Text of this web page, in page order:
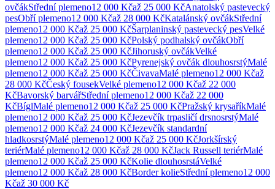
ovčákStředníplemeno12 000 Kčaž 25 000 KčAnatolský pastevecký
pesObříplemeno12 000 Kčaž 28 000 KčKatalánský ovčákStřední
plemeno12 000 Kčaž 25 000 KčŠarplaninský pastevecký pesVelké
plemeno12 000 Kčaž 25 000 KčPolský podhalský ovčákObří
plemeno12 000 Kčaž 25 000 KčJihoruský ovčákVelké
plemeno12 000 Kčaž 25 000 KčPyrenejský ovčák dlouhosrstýMalé
plemeno12 000 Kčaž 25 000 KčČivavaMalé plemeno12 000 Kčaž
28 000 KčČeský fousekVelké plemeno12 000 Kčaž 22 000
KčBavorský barvářStředníplemeno12 000 Kčaž 22 000
KčBíglMalé plemeno12 000 Kčaž 25 000 KčPražský krysaříkMalé
plemeno12 000 Kčaž 25 000 KčJezevčík trpasličí drsnosrstýMalé
plemeno12 000 Kčaž 24 000 KčJezevčík standardní
hladkosrstýMalé plemeno12 000 Kčaž 25 000 KčJorkšírský
teriérMalé plemeno12 000 Kčaž 28 000 KčJack Russell teriérMalé
plemeno12 000 Kčaž 25 000 KčKolie dlouhosrstáVelké
plemeno12 000 Kčaž 28 000 KčBorder kolieStředníplemeno12 000
Kčaž 30 000 Kč